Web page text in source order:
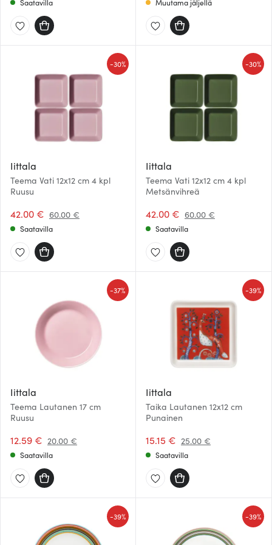
Saatavilla Muutama jäljellä
Iittala
Teema Vati 12x12 cm 4 kpl
Ruusu
42.00 € 60.00 €
-30%
Saatavilla
Iittala
Teema Vati 12x12 cm 4 kpl
Metsänvihreä
42.00 € 60.00 €
-30%
Saatavilla
Iittala
Teema Lautanen 17 cm
Ruusu
12.59 € 20.00 €
-37%
Saatavilla
Iittala
Taika Lautanen 12x12 cm
Punainen
15.15 € 25.00 €
-39%
Saatavilla
-39% -39%